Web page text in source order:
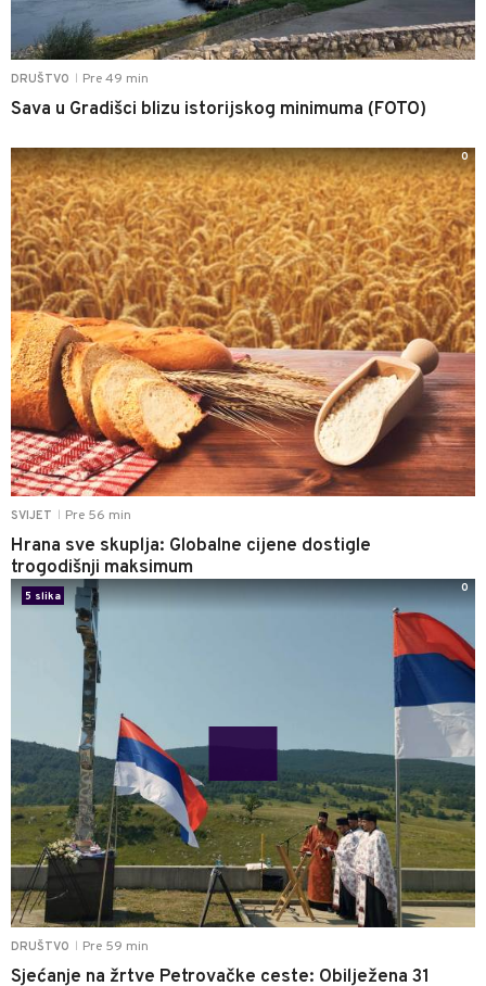
DRUŠTVO Pre 49 min
Sava u Gradišci blizu istorijskog minimuma (FOTO)
SVIJET Pre 56 min
Hrana sve skuplja: Globalne cijene dostigle
trogodišnji maksimum
0
DRUŠTVO Pre 59 min
Sjećanje na žrtve Petrovačke ceste: Obilježena 31
5 slika
0